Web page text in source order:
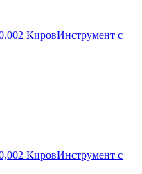
КировИнструмент с
КировИнструмент с